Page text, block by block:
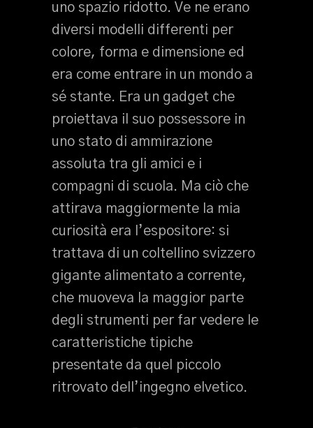
uno spazio ridotto. Ve ne erano
diversi modelli differenti per
colore, forma e dimensione ed
era come entrare in un mondo a
sé stante. Era un gadget che
proiettava il suo possessore in
uno stato di ammirazione
assoluta tra gli amici e i
compagni di scuola. Ma ciò che
attirava maggiormente la mia
curiosità era l’espositore: si
trattava di un coltellino svizzero
gigante alimentato a corrente,
che muoveva la maggior parte
degli strumenti per far vedere le
caratteristiche tipiche
presentate da quel piccolo
ritrovato dell’ingegno elvetico.